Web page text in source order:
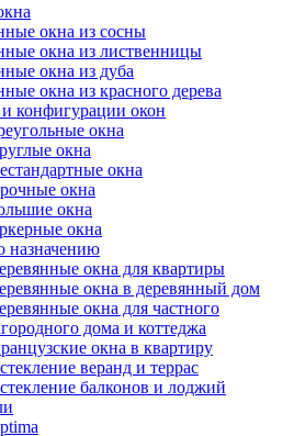
окна из сосны
окна из лиственницы
окна из дуба
окна из красного дерева
конфигурации окон
окна
окна
окна
окна
окна
окна
назначению
окна для квартиры
окна в деревянный дом
окна для частного
дома и коттеджа
окна в квартиру
веранд и террас
балконов и лоджий